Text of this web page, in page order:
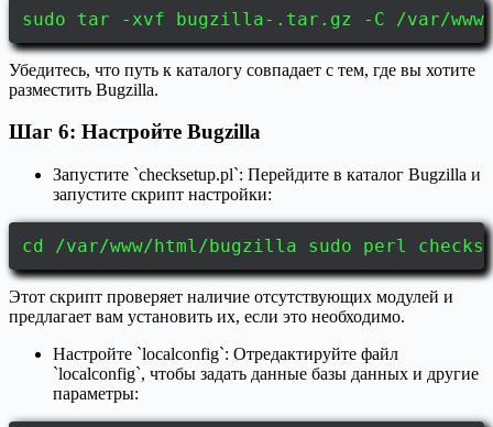
sudo tar -xvf bugzilla-.tar.gz -C /var/
Убедитесь, что путь к каталогу совпадает с тем, где вы хотите
разместить Bugzilla.
Шаг 6: Настройте Bugzilla
Запустите `checksetup.pl`: Перейдите в каталог Bugzilla и
запустите скрипт настройки:
cd /var/www/html/bugzilla sudo perl
Этот скрипт проверяет наличие отсутствующих модулей и
предлагает вам установить их, если это необходимо.
Настройте `localconfig`: Отредактируйте файл
`localconfig`, чтобы задать данные базы данных и другие
параметры: